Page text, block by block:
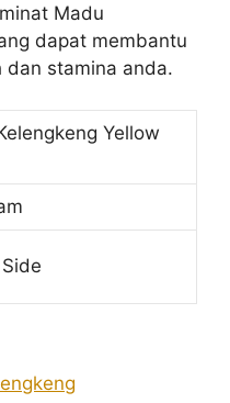
Madu
dapat membantu
dan stamina anda.
Yellow